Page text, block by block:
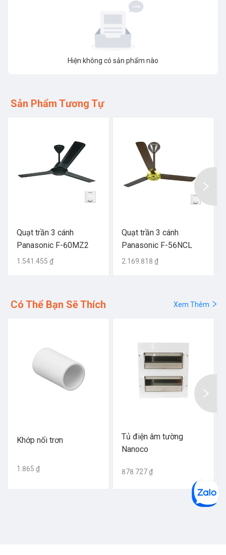
Hiện không có sản phẩm nào
Sản Phẩm Tương Tự
Quạt trần 3 cánh
Panasonic F-60MZ2
1.541.455 ₫
Quạt trần 3 cánh
Panasonic F-56NCL
2.169.818 ₫
Có Thể Bạn Sẽ Thích Xem Thêm
Khớp nối trơn
1.865 ₫
Tủ điện âm tường
Nanoco
878.727 ₫